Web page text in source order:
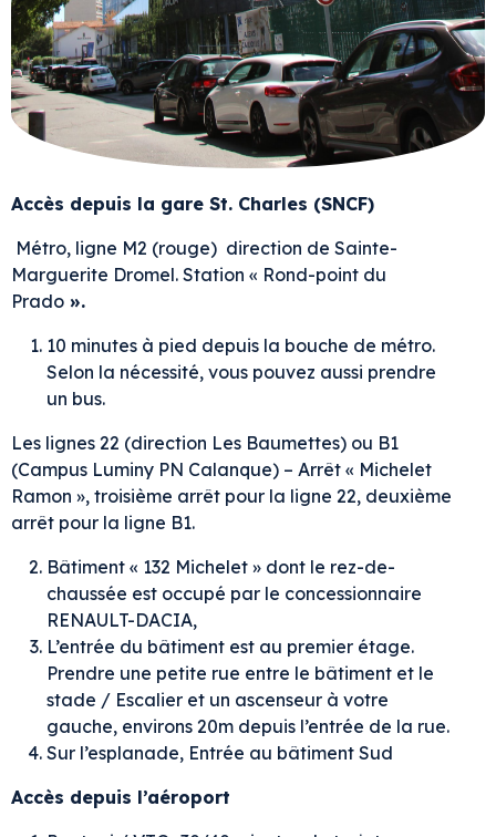
Accès depuis la gare St. Charles (SNCF)
Métro, ligne M2 (rouge) direction de Sainte-
Marguerite Dromel. Station « Rond-point du
Prado ».
10 minutes à pied depuis la bouche de métro.
Selon la nécessité, vous pouvez aussi prendre
un bus.
Les lignes 22 (direction Les Baumettes) ou B1
(Campus Luminy PN Calanque) – Arrêt « Michelet
Ramon », troisième arrêt pour la ligne 22, deuxième
arrêt pour la ligne B1.
Bâtiment « 132 Michelet » dont le rez-de-
chaussée est occupé par le concessionnaire
RENAULT-DACIA,
L’entrée du bâtiment est au premier étage.
Prendre une petite rue entre le bâtiment et le
stade / Escalier et un ascenseur à votre
gauche, environs 20m depuis l’entrée de la rue.
Sur l’esplanade, Entrée au bâtiment Sud
Accès depuis l’aéroport